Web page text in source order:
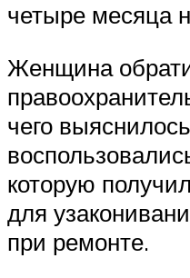
четыре месяца
Женщина
чего
которую
для
при ремонте.